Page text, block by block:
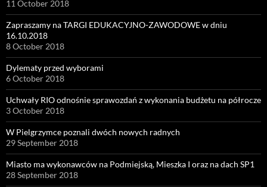
11 October 2018
Zapraszamy na TARGI EDUKACYJNO-ZAWODOWE w dniu
16.10.2018
8 October 2018
Dylematy przed wyborami
6 October 2018
Uchwały RIO odnośnie sprawozdań z wykonania budżetu na półrocze
3 October 2018
W Pielgrzymce poznali dwóch nowych radnych
29 September 2018
Miasto ma wykonawców na Podmiejską, Mieszka I oraz na dach SP1
28 September 2018